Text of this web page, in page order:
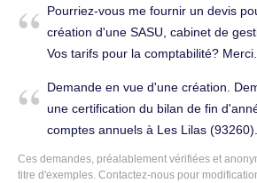
Pourriez-vous me fournir un devis
création d'une SASU, cabinet de
Vos tarifs pour la comptabilité?
Demande en vue d'une création.
une certification du bilan de fin
comptes annuels à Les Lilas (93260).
Ces demandes, préalablement vérifiées et
titre d'exemples. Contactez-nous pour